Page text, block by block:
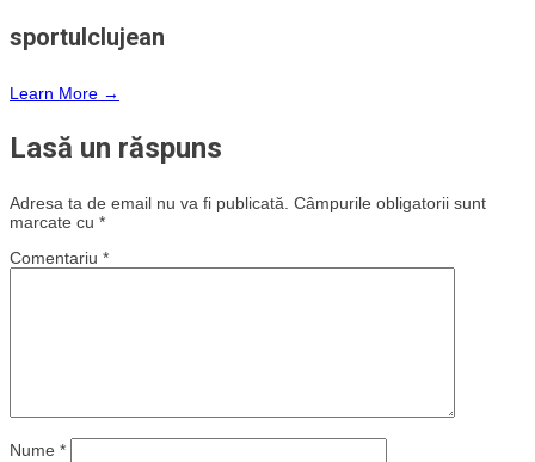
sportulclujean
Learn More →
Lasă un răspuns
Adresa ta de email nu va fi publicată. Câmpurile obligatorii sunt
marcate cu *
Comentariu *
Nume *